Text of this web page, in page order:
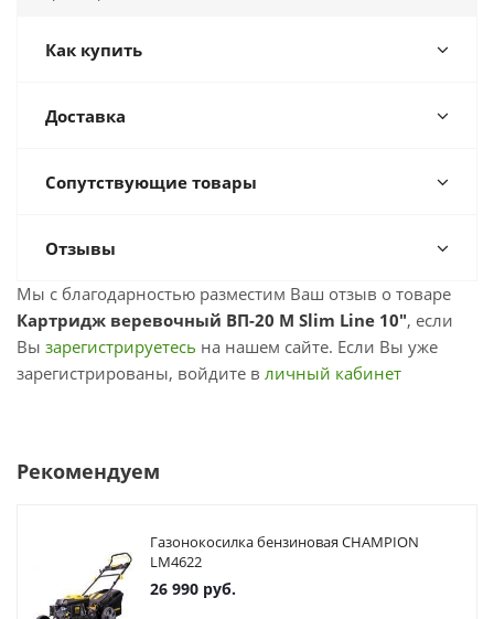
Как купить
Доставка
Сопутствующие товары
Отзывы
Мы с благодарностью разместим Ваш отзыв о товаре
Картридж веревочный ВП-20 М Slim Line 10", если
Вы зарегистрируетесь на нашем сайте. Если Вы уже
зарегистрированы, войдите в личный кабинет
Рекомендуем
Газонокосилка бензиновая CHAMPION
LM4622
26 990 руб.